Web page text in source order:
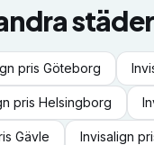
städer
pris Göteborg
pris Helsingborg
Gävle Invisalign